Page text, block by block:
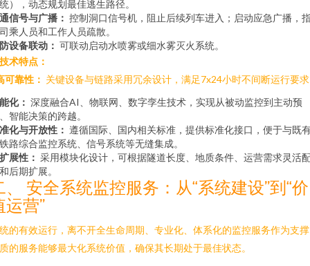
），动态规划最佳逃生路径。
信号与广播： 控制洞口信号机，阻止后续列车进入；启动应急广播，
乘人员和工作人员疏散。
设备联动： 可联动启动水喷雾或细水雾灭火系统。
术特点：
可靠性： 关键设备与链路采用冗余设计，满足7x24小时不间断运行要
化： 深度融合AI、物联网、数字孪生技术，实现从被动监控到主动预
智能决策的跨越。
化与开放性： 遵循国际、国内相关标准，提供标准化接口，便于与既
路综合监控系统、信号系统等无缝集成。
展性： 采用模块化设计，可根据隧道长度、地质条件、运营需求灵活
后期扩展。
、 安全系统监控服务：从“系统建设”到“价
运营”
的有效运行，离不开全生命周期、专业化、体系化的监控服务作为支
的服务能够最大化系统价值，确保其长期处于最佳状态。